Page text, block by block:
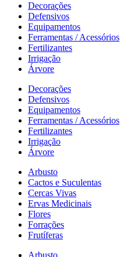
Decorações
Defensivos
Equipamentos
Ferramentas / Acessórios
Fertilizantes
Irrigação
Árvore
Decorações
Defensivos
Equipamentos
Ferramentas / Acessórios
Fertilizantes
Irrigação
Árvore
Arbusto
Cactos e Suculentas
Cercas Vivas
Ervas Medicinais
Flores
Forrações
Frutíferas
Arbusto